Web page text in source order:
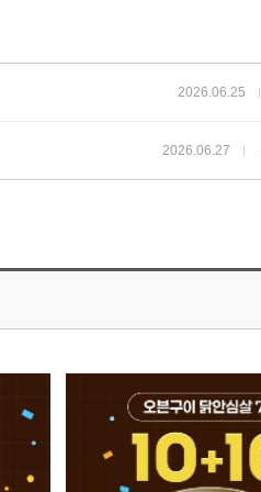
2026.06.25
2026.06.27